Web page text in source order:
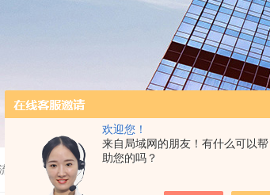
欢迎您！
来自局域网的朋友！有什么可以帮
助您的吗？
高压发生器等